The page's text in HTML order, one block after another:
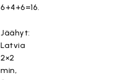
6+4+6=16.
Jäähyt:
Latvia
2×2
min,